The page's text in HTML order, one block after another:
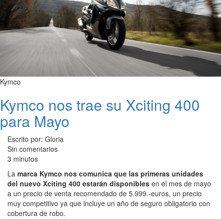
Kymco
Kymco nos trae su Xciting 400
para Mayo
Escrito por: Gloria
Sin comentarios
3 minutos
La marca Kymco nos comunica que las primeras unidades
del nuevo Xciting 400 estarán disponibles en el mes de mayo
a un precio de venta recomendado de 5.999.-euros, un precio
muy competitivo ya que incluye un año de seguro obligatorio con
cobertura de robo.